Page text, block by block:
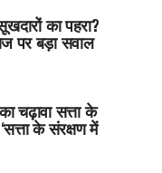
का पहरा?
पर बड़ा सवाल
चढ़ावा सत्ता के
के संरक्षण में